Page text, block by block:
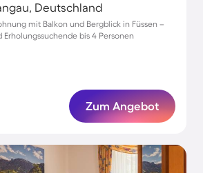
Deutschland
mit Balkon und Bergblick in Füssen –
Erholungssuchende bis 4 Personen
Zum Angebot